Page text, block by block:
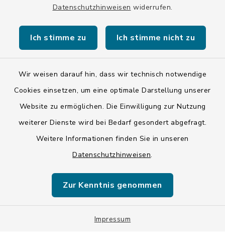
Datenschutzhinweisen widerrufen.
Ich stimme zu Ich stimme nicht zu
Wir weisen darauf hin, dass wir technisch notwendige
Cookies einsetzen, um eine optimale Darstellung unserer
Website zu ermöglichen. Die Einwilligung zur Nutzung
weiterer Dienste wird bei Bedarf gesondert abgefragt.
Weitere Informationen finden Sie in unseren
Datenschutzhinweisen.
Zur Kenntnis genommen
Impressum
Kontakt
Datenschutz
ISIS 12
Sitemap